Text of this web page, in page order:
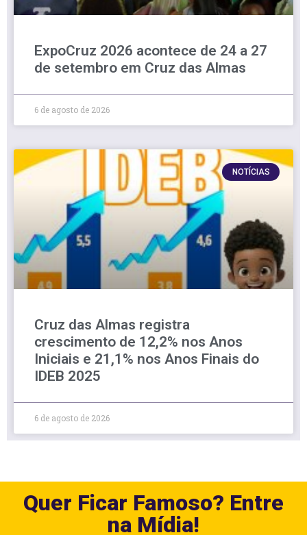
ExpoCruz 2026 acontece de 24 a 27
de setembro em Cruz das Almas
6 de agosto de 2026
NOTÍCIAS
Cruz das Almas registra
crescimento de 12,2% nos Anos
Iniciais e 21,1% nos Anos Finais do
IDEB 2025
6 de agosto de 2026
Quer Ficar Famoso? Entre
na Mídia!